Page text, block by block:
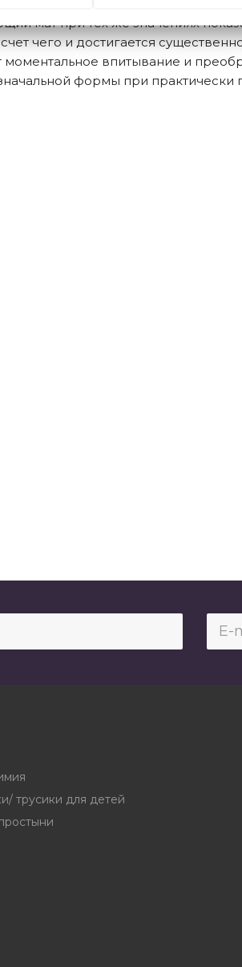
мат при тех же значениях
чего и достигается
впитывание и
формы при практически
трусики для детей